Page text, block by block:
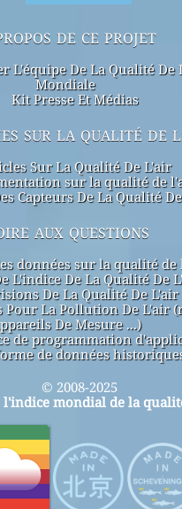
de ce projet
L'équipe De La Qualité De
Mondiale
Kit Presse Et Médias
sur la qualité de
Sur La Qualité De L'air
sur la qualité de
Capteurs De La Qualité
aux questions
données sur la qualité
L'indice De La Qualité De
De La Qualité De L'air
Pour La Pollution De L'air
De Mesure ...)
de programmation
de données
© 2008-2025
l'indice mondial de la